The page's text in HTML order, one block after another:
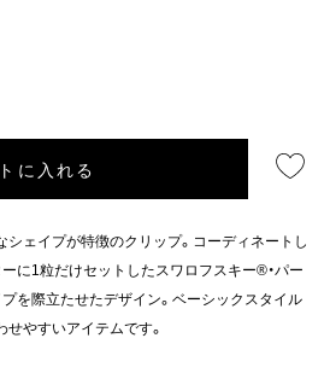
に入れる
ェイプが特徴のクリップ。コーディネートし
に1粒だけセットしたスワロフスキー®・パー
を際立たせたデザイン。ベーシックスタイル
やすいアイテムです。